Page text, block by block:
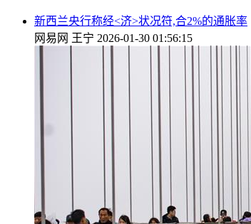
新西兰央行称经<济>状况符,合2%的通胀率
网易网 王宁 2026-01-30 01:56:15